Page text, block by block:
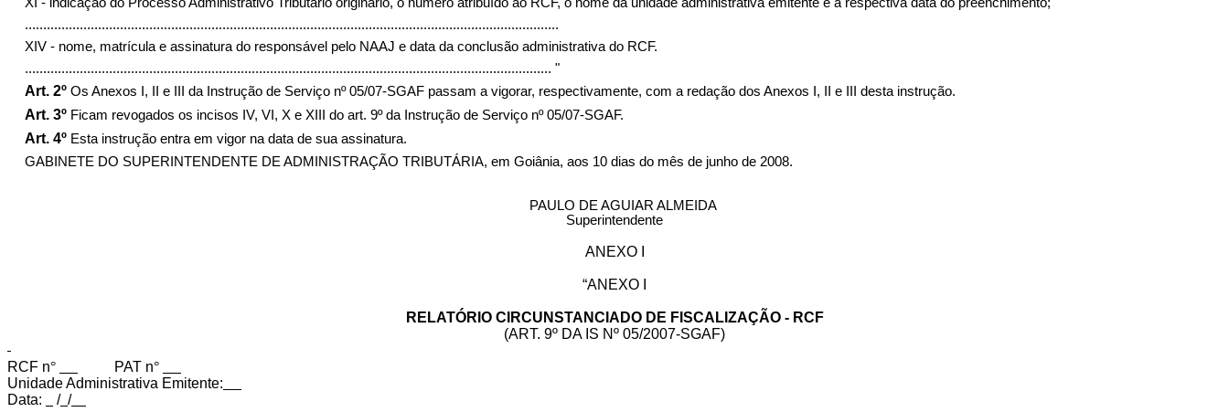
..................................................................................................................................................
XIV - nome, matrícula e assinatura do responsável pelo NAAJ e data da conclusão administrativa do RCF.
................................................................................................................................................ "
Art. 2º Os Anexos I, II e III da Instrução de Serviço nº 05/07-SGAF passam a vigorar, respectivamente, com a redação dos Anexos I, II e III desta instrução.
Art. 3º Ficam revogados os incisos IV, VI, X e XIII do art. 9º da Instrução de Serviço nº 05/07-SGAF.
Art. 4º Esta instrução entra em vigor na data de sua assinatura.
GABINETE DO SUPERINTENDENTE DE ADMINISTRAÇÃO TRIBUTÁRIA, em Goiânia, aos 10 dias do mês de junho de 2008.
PAULO DE AGUIAR ALMEIDA
Superintendente
ANEXO I
“ANEXO I
RELATÓRIO CIRCUNSTANCIADO DE FISCALIZAÇÃO - RCF
(ART. 9º DA IS Nº 05/2007-SGAF)
RCF n° PAT n°
Unidade Administrativa Emitente:
Data:
/ /